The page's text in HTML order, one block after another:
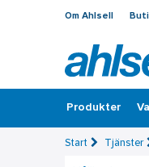
Om Ahlsell
Produkter
Start Tjänster